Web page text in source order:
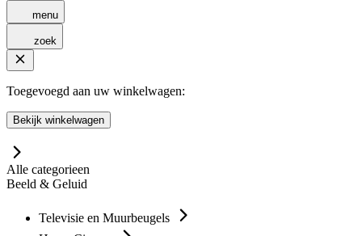
menu
zoek
Toegevoegd aan uw winkelwagen:
Bekijk winkelwagen
Alle categorieen
Beeld & Geluid
Televisie en Muurbeugels